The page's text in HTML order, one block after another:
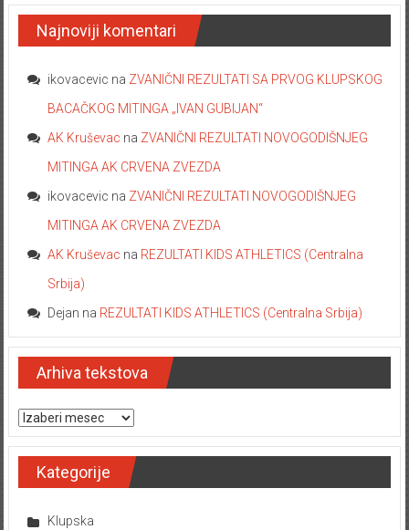
Najnoviji komentari
ikovacevic na ZVANIČNI REZULTATI SA PRVOG KLUPSKOG
BACAČKOG MITINGA „IVAN GUBIJAN“
AK Kruševac na ZVANIČNI REZULTATI NOVOGODIŠNJEG
MITINGA AK CRVENA ZVEZDA
ikovacevic na ZVANIČNI REZULTATI NOVOGODIŠNJEG
MITINGA AK CRVENA ZVEZDA
AK Kruševac na REZULTATI KIDS ATHLETICS (Centralna
Srbija)
Dejan na REZULTATI KIDS ATHLETICS (Centralna Srbija)
Arhiva tekstova
Arhiva tekstova
Kategorije
Klupska